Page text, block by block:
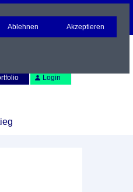
Login
Ablehnen Akzeptieren